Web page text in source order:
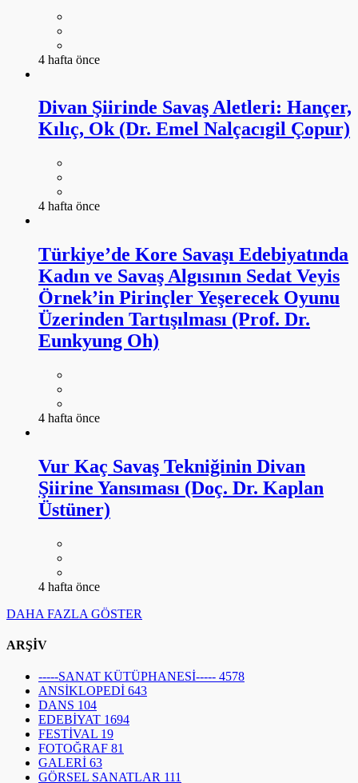
4 hafta önce
Divan Şiirinde Savaş Aletleri: Hançer,
Kılıç, Ok (Dr. Emel Nalçacıgil Çopur)
4 hafta önce
Türkiye’de Kore Savaşı Edebiyatında
Kadın ve Savaş Algısının Sedat Veyis
Örnek’in Pirinçler Yeşerecek Oyunu
Üzerinden Tartışılması (Prof. Dr.
Eunkyung Oh)
4 hafta önce
Vur Kaç Savaş Tekniğinin Divan
Şiirine Yansıması (Doç. Dr. Kaplan
Üstüner)
4 hafta önce
DAHA FAZLA GÖSTER
ARŞİV
-----SANAT KÜTÜPHANESİ----- 4578
ANSİKLOPEDİ 643
DANS 104
EDEBİYAT 1694
FESTİVAL 19
FOTOĞRAF 81
GALERİ 63
GÖRSEL SANATLAR 111